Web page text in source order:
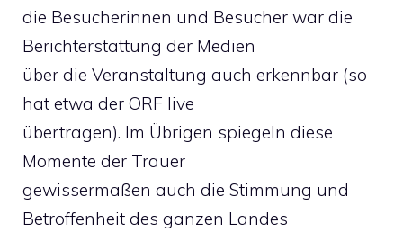
die Besucherinnen und Besucher war die
Berichterstattung der Medien
über die Veranstaltung auch erkennbar (so
hat etwa der ORF live
übertragen). Im Übrigen spiegeln diese
Momente der Trauer
gewissermaßen auch die Stimmung und
Betroffenheit des ganzen Landes